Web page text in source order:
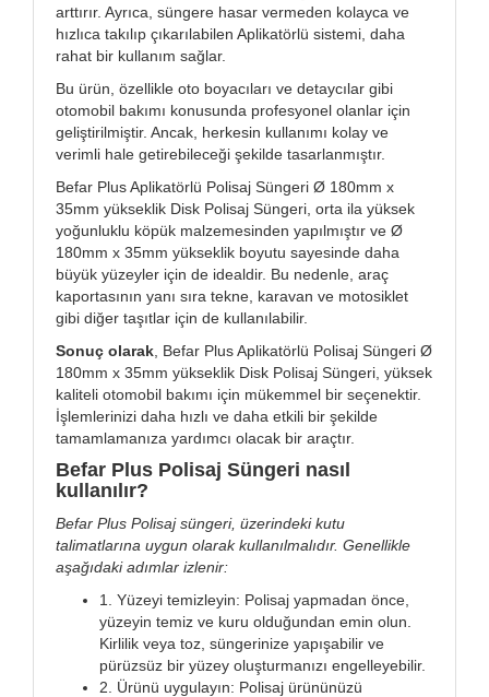
arttırır. Ayrıca, süngere hasar vermeden kolayca ve
hızlıca takılıp çıkarılabilen Aplikatörlü sistemi, daha
rahat bir kullanım sağlar.
Bu ürün, özellikle oto boyacıları ve detaycılar gibi
otomobil bakımı konusunda profesyonel olanlar için
geliştirilmiştir. Ancak, herkesin kullanımı kolay ve
verimli hale getirebileceği şekilde tasarlanmıştır.
Befar Plus Aplikatörlü Polisaj Süngeri Ø 180mm x
35mm yükseklik Disk Polisaj Süngeri, orta ila yüksek
yoğunluklu köpük malzemesinden yapılmıştır ve Ø
180mm x 35mm yükseklik boyutu sayesinde daha
büyük yüzeyler için de idealdir. Bu nedenle, araç
kaportasının yanı sıra tekne, karavan ve motosiklet
gibi diğer taşıtlar için de kullanılabilir.
Sonuç olarak , Befar Plus Aplikatörlü Polisaj Süngeri Ø
180mm x 35mm yükseklik Disk Polisaj Süngeri, yüksek
kaliteli otomobil bakımı için mükemmel bir seçenektir.
İşlemlerinizi daha hızlı ve daha etkili bir şekilde
tamamlamanıza yardımcı olacak bir araçtır.
Befar Plus Polisaj Süngeri nasıl
kullanılır?
Befar Plus Polisaj süngeri, üzerindeki kutu
talimatlarına uygun olarak kullanılmalıdır. Genellikle
aşağıdaki adımlar izlenir:
1. Yüzeyi temizleyin: Polisaj yapmadan önce,
yüzeyin temiz ve kuru olduğundan emin olun.
Kirlilik veya toz, süngerinize yapışabilir ve
pürüzsüz bir yüzey oluşturmanızı engelleyebilir.
2. Ürünü uygulayın: Polisaj ürününüzü